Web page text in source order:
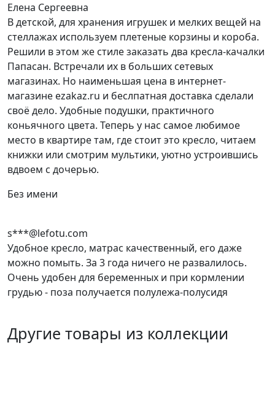
Елена Сергеевна
В детской, для хранения игрушек и мелких вещей на
стеллажах используем плетеные корзины и короба.
Решили в этом же стиле заказать два кресла-качалки
Папасан. Встречали их в больших сетевых
магазинах. Но наименьшая цена в интернет-
магазине ezakaz.ru и беслпатная доставка сделали
своё дело. Удобные подушки, практичного
коньячного цвета. Теперь у нас самое любимое
место в квартире там, где стоит это кресло, читаем
книжки или смотрим мультики, уютно устроившись
вдвоем с дочерью.
Без имени
s***@lefotu.com
Удобное кресло, матрас качественный, его даже
можно помыть. За 3 года ничего не развалилось.
Очень удобен для беременных и при кормлении
грудью - поза получается полулежа-полусидя
Другие товары из коллекции